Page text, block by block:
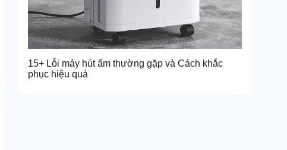
15+ Lỗi máy hút ẩm thường gặp và Cách khắc
phục hiệu quả